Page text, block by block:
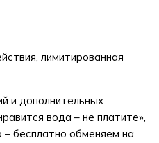
лимитированная
и дополнительных
вода – не платите»,
бесплатно обменяем на